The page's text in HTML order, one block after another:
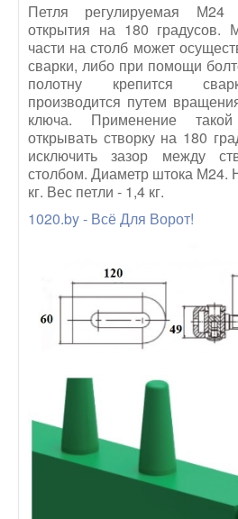
Петля регулируемая
открытия на 180 градусов.
части на столб может
сварки, либо при помощи
полотну крепится
производится путем
ключа. Применение
открывать створку на 180
исключить зазор между
столбом. Диаметр штока М24.
кг. Вес петли - 1,4 кг.
1020.by - Всё Для Ворот!